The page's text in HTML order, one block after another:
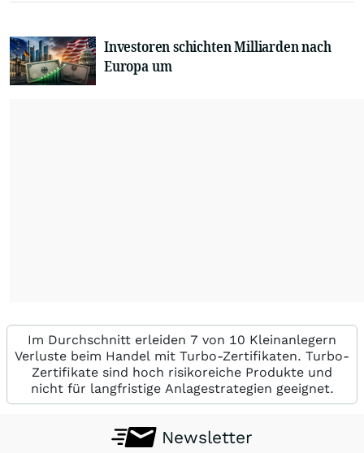
Investoren schichten Milliarden nach
Europa um
Im Durchschnitt erleiden 7 von 10 Kleinanlegern
Verluste beim Handel mit Turbo-Zertifikaten. Turbo-
Zertifikate sind hoch risikoreiche Produkte und
nicht für langfristige Anlagestrategien geeignet.
Newsletter